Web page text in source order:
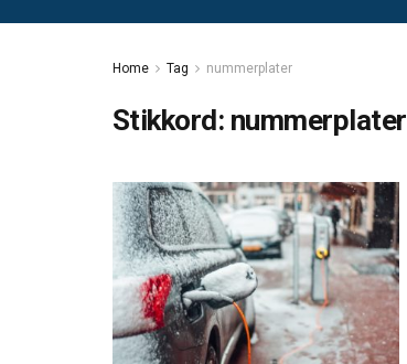
Home Tag nummerplater
Stikkord: nummerplater